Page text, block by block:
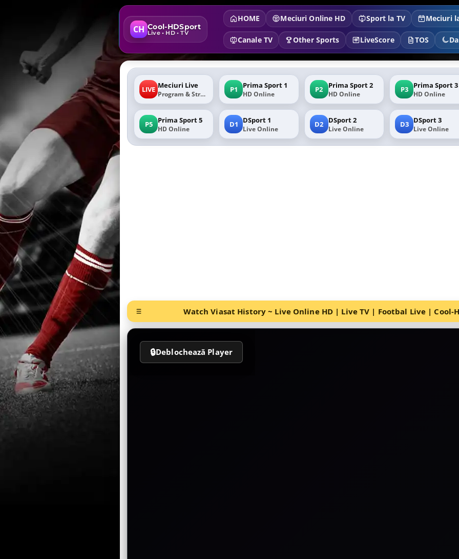
CH Cool-HDSport
Live • HD • TV
HOME Meciuri Online HD Sport la TV Meciuri
Canale TV Other Sports LiveScore TOS
LIVE Meciuri Live
Program & Stream P1 Prima Sport 1
HD Online P2 Prima Sport 2
HD Online P3 Prima Sport 3
HD Online
P5 Prima Sport 5
HD Online D1 DSport 1
Live Online D2 DSport 2
Live Online D3 DSport 3
Live Online
Watch Viasat History ~ Live Online HD | Live TV | Footbal Live | Cool-
🔒Deblochează Player